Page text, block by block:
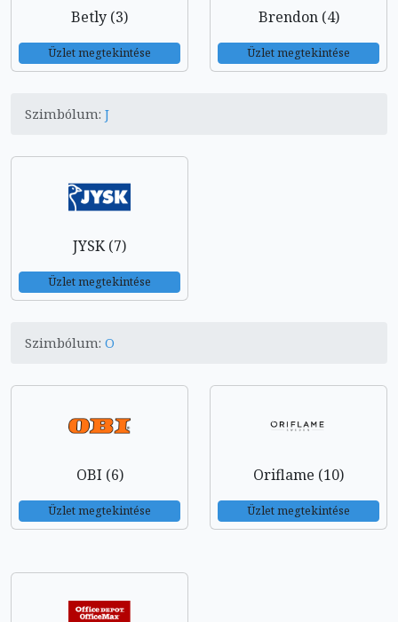
Betly (3)
Üzlet megtekintése
Brendon (4)
Üzlet megtekintése
Szimbólum: J
JYSK (7)
Üzlet megtekintése
Szimbólum: O
OBI (6)
Üzlet megtekintése
Oriflame (10)
Üzlet megtekintése